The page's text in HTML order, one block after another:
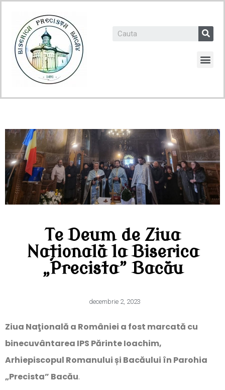
Te Deum de Ziua
Națională la Biserica
„Precista” Bacău
decembrie 2, 2023
Ziua Naţională a României a fost marcată cu
binecuvântarea IPS Părinte Ioachim,
Arhiepiscopul Romanului și Bacăului în Parohia
„Precista” Bacău.